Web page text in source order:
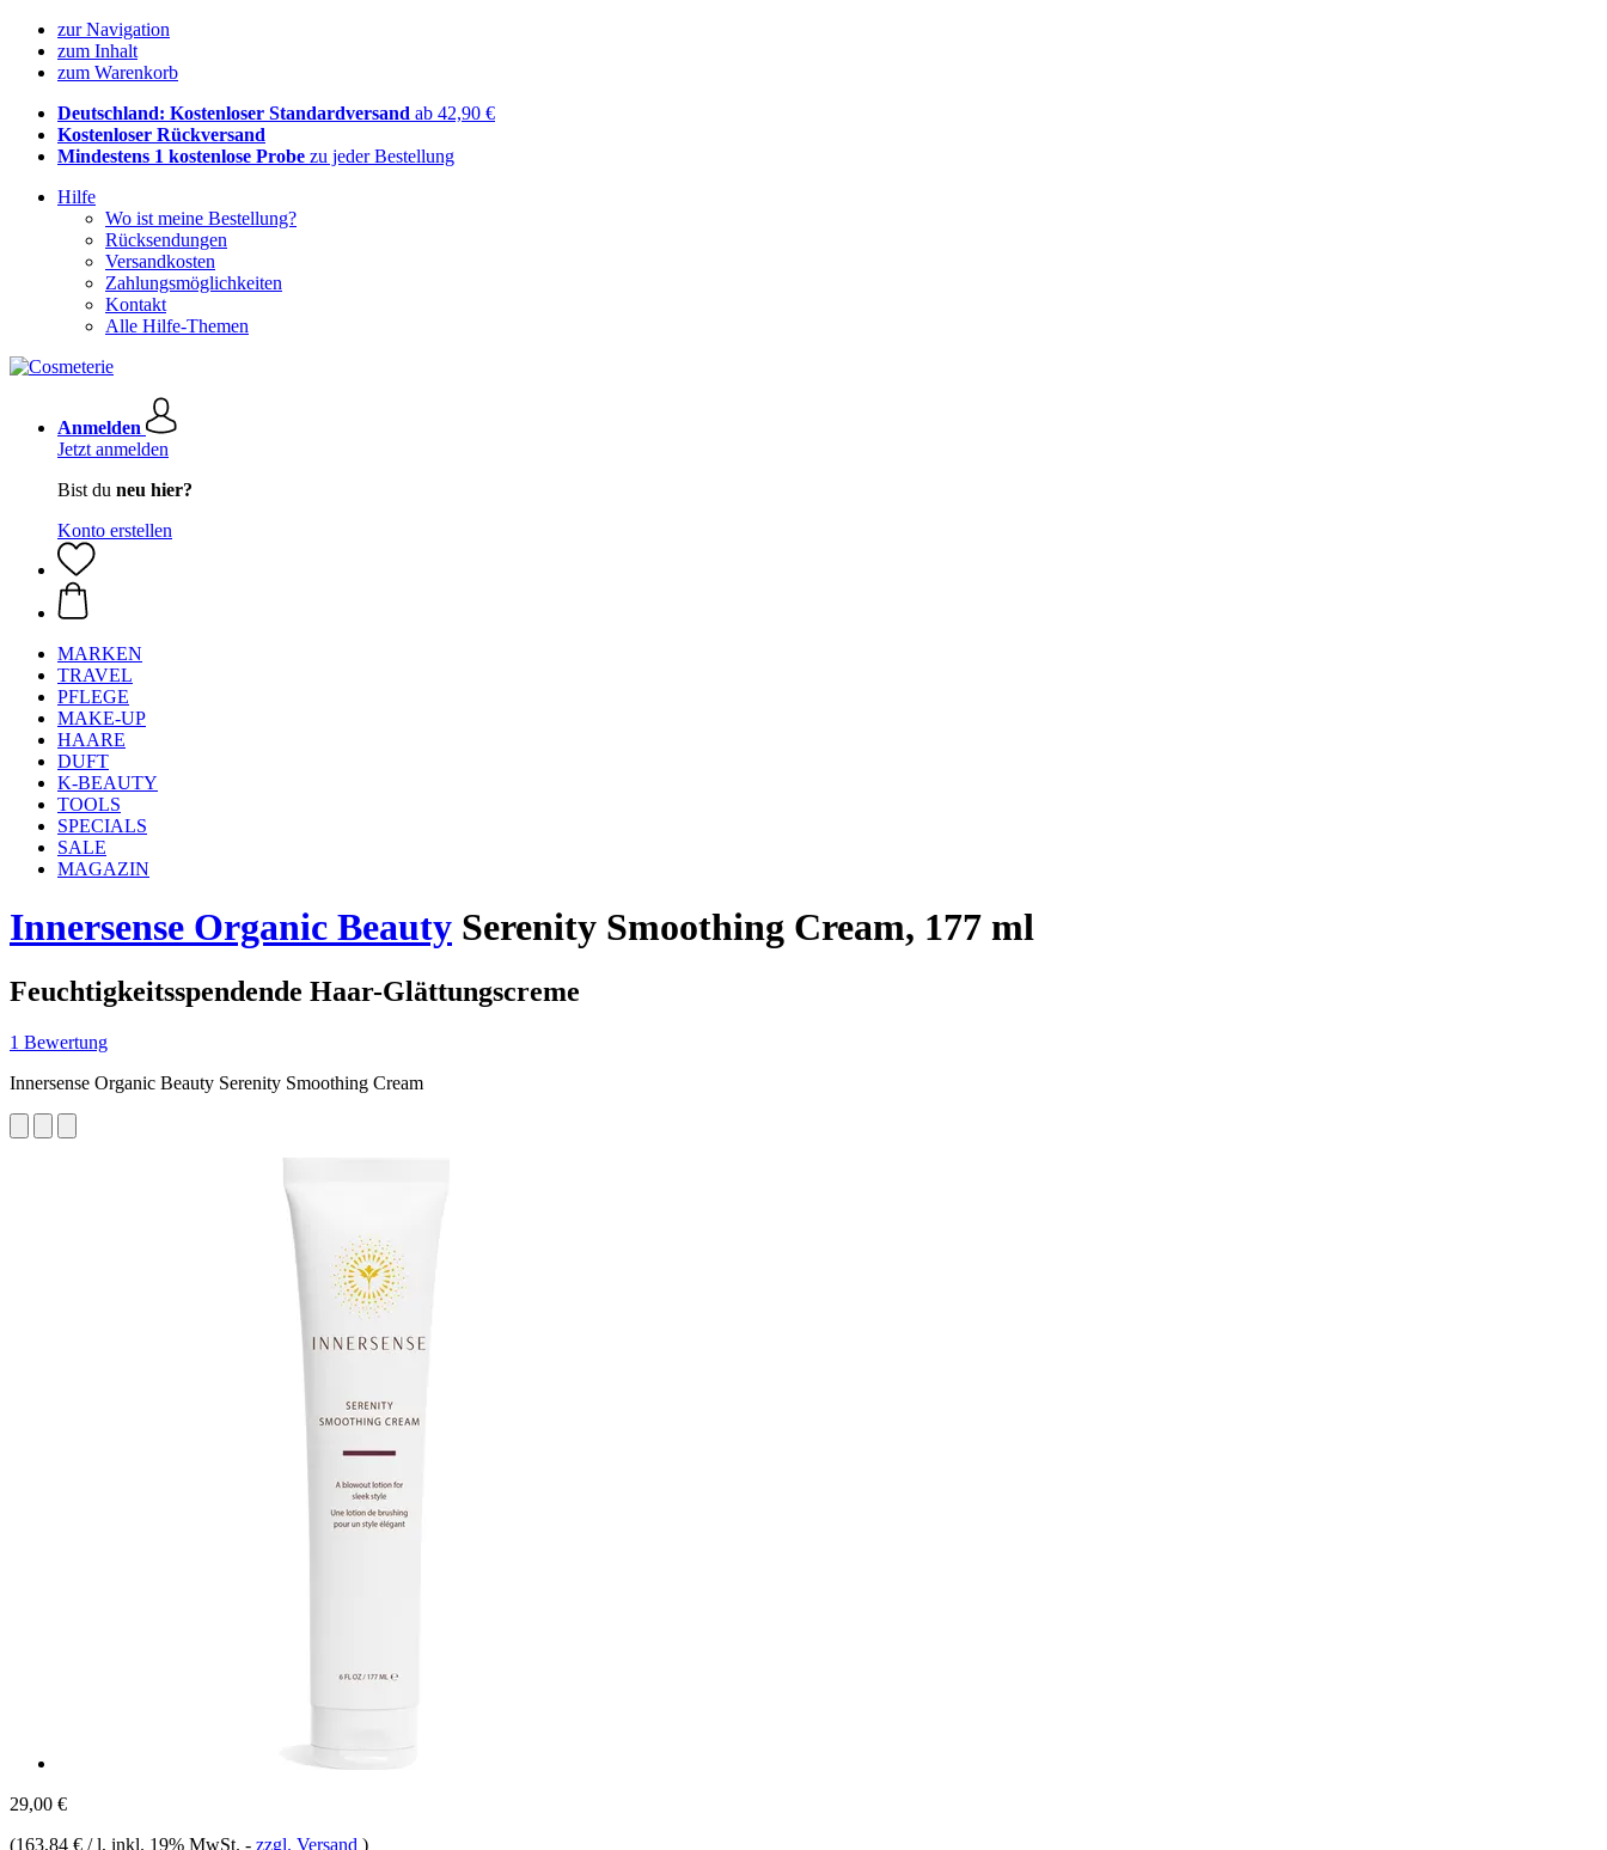
zur Navigation
zum Inhalt
zum Warenkorb
Deutschland: Kostenloser Standardversand ab 42,90 €
Kostenloser Rückversand
Mindestens 1 kostenlose Probe zu jeder Bestellung
Hilfe
Wo ist meine Bestellung?
Rücksendungen
Versandkosten
Zahlungsmöglichkeiten
Kontakt
Alle Hilfe-Themen
Anmelden
Jetzt anmelden
Bist du neu hier?
Konto erstellen
MARKEN
TRAVEL
PFLEGE
MAKE-UP
HAARE
DUFT
K-BEAUTY
TOOLS
SPECIALS
SALE
MAGAZIN
Innersense Organic Beauty Serenity Smoothing Cream, 177 ml
Feuchtigkeitsspendende Haar-Glättungscreme
1 Bewertung
Innersense Organic Beauty Serenity Smoothing Cream
29,00 €
(163,84 € / l, inkl. 19% MwSt. - zzgl. Versand )